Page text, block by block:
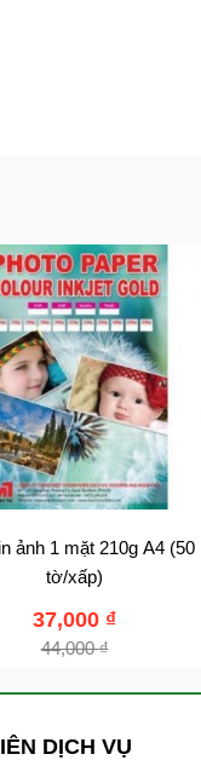
ảnh 1 mặt 210g A4 (50
tờ/xấp)
44,000₫
37,000 ₫
DỊCH VỤ